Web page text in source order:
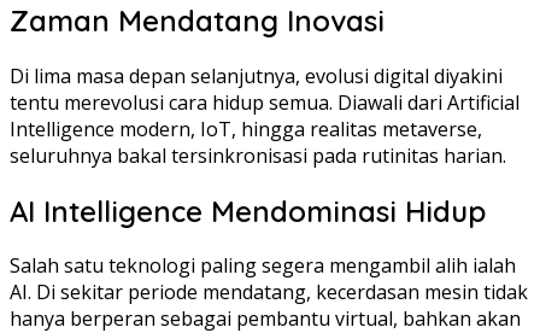
Zaman Mendatang Inovasi
Di lima masa depan selanjutnya, evolusi digital diyakini
tentu merevolusi cara hidup semua. Diawali dari Artificial
Intelligence modern, IoT, hingga realitas metaverse,
seluruhnya bakal tersinkronisasi pada rutinitas harian.
AI Intelligence Mendominasi Hidup
Salah satu teknologi paling segera mengambil alih ialah
AI. Di sekitar periode mendatang, kecerdasan mesin tidak
hanya berperan sebagai pembantu virtual, bahkan akan